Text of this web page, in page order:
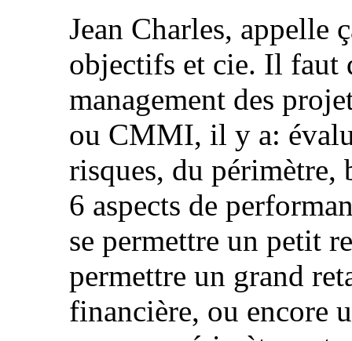
Jean Charles, appelle
objectifs et cie. Il faut
management des
ou CMMI, il y a:
risques, du périmètre,
6 aspects de
se permettre un petit
permettre un grand
financière, ou encore